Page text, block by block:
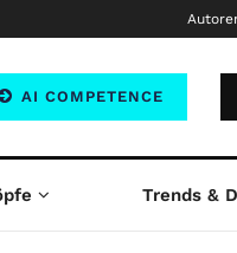
AI COMPETENCE
Trends &